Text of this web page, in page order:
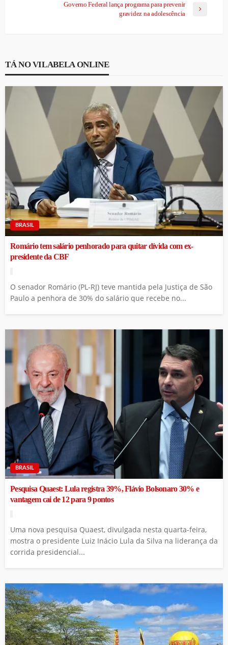
Governo Federal lança programa para prevenir
gravidez na adolescência
TÁ NO VILABELA ONLINE
BRASIL
Romário tem salário penhorado para quitar dívida com ex-
presidente da CBF
O senador Romário (PL-RJ) teve mantida pela Justiça de São
Paulo a penhora de 30% do salário que recebe no...
BRASIL
Pesquisa Quaest: Lula registra 39%, Flávio Bolsonaro 30% e
vantagem cai de 12 para 9 pontos
Uma nova pesquisa Quaest, divulgada nesta quarta-feira,
mostra o presidente Luiz Inácio Lula da Silva na liderança da
corrida presidencial...